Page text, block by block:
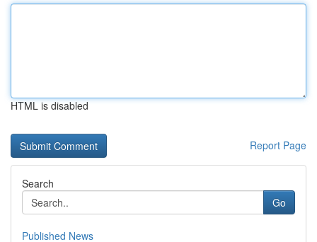
HTML is disabled
Report Page
Search
Go
Published News